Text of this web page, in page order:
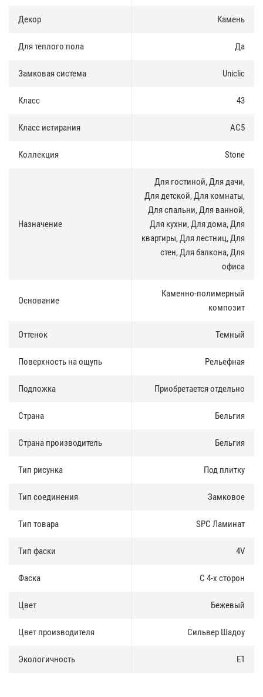
эмбоссирования, NATURA внешне практически идентична
Материал:
Сверхплотный водостойкий базовый слой. Состоит из порошка
Теплый пол:
Благодаря высокой стабильности при перепадах температуры,
пола (за исключением инфракрасных систем подогрева)
Производится на основе природного сырья, не имеет ярко
выраженного запаха, безопасна для людей и животных.
Для жилых и коммерческих помещений. При выполнении всех
частных домах, и не менее 15 лет при коммерческом
Укладка:
SPC Ламинат укладывается на основание без подложки или на
толщиной не более 1,5 мм. Укладка плавающим способом.
площадью(существуют ограничения)
Декор Камень
Для теплого пола Да
Замковая система Uniclic
Класс 43
Класс истирания AC5
Коллекция Stone
Назначение
Для гостиной, Для дачи,
Для детской, Для комнаты,
Для спальни, Для ванной,
Для кухни, Для дома, Для
квартиры, Для лестниц, Для
стен, Для балкона, Для
офиса
Основание
Каменно-полимерный
композит
Оттенок Темный
Поверхность на ощупь Рельефная
Подложка Приобретается отдельно
Страна Бельгия
Страна производитель Бельгия
Тип рисунка Под плитку
Тип соединения Замковое
Тип товара SPC Ламинат
Тип фаски 4V
Фаска С 4-х сторон
Цвет Бежевый
Цвет производителя Сильвер Шадоу
Экологичность E1